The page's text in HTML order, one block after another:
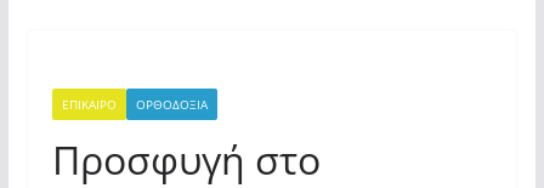
ΕΠΙΚΑΙΡΟ ΟΡΘΟΔΟΞΙΑ
Προσφυγή στο